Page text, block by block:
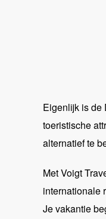
Eigenlijk is de
toeristische
alternatief te
Met Voigt
internationale
Je vakantie